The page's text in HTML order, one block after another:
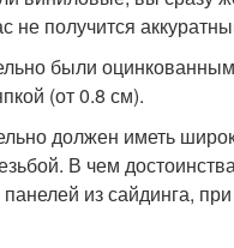
не получится
были
(от 0.8 см).
должен иметь
В чем
из сайдинга,